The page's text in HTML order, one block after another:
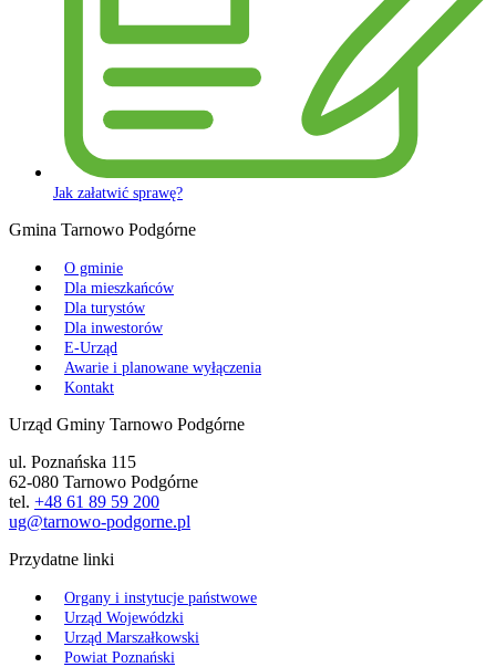
Jak załatwić sprawę?
Gmina Tarnowo Podgórne
O gminie
Dla mieszkańców
Dla turystów
Dla inwestorów
E-Urząd
Awarie i planowane wyłączenia
Kontakt
Urząd Gminy Tarnowo Podgórne
ul. Poznańska 115
62-080 Tarnowo Podgórne
tel. +48 61 89 59 200
ug@tarnowo-podgorne.pl
Przydatne linki
Organy i instytucje państwowe
Urząd Wojewódzki
Urząd Marszałkowski
Powiat Poznański